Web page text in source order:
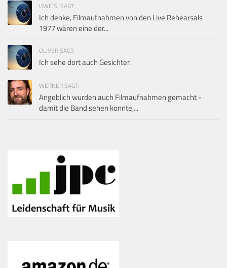
UWE S. SAGT:
Ich denke, Filmaufnahmen von den Live Rehearsals
1977 wären eine der...
OLIVER SAGT:
Ich sehe dort auch Gesichter.
WERNER SAGT:
Angeblich wurden auch Filmaufnahmen gemacht -
damit die Band sehen konnte,...